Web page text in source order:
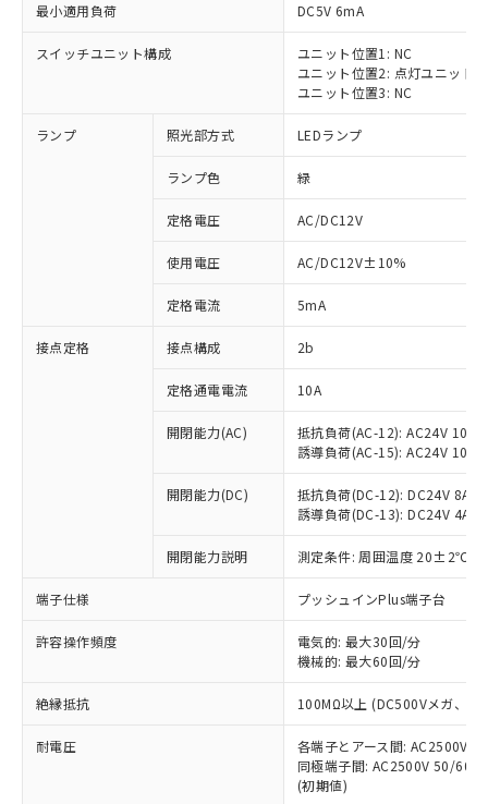
最小適用負荷 DC5V 6mA
スイッチユニット構成
ユニット位置1: NC
ユニット位置2: 点灯ユニット
ユニット位置3: NC
ランプ 照光部方式 LEDランプ
ランプ色 緑
定格電圧 AC/DC12V
使用電圧 AC/DC12V±10%
定格電流 5mA
接点定格 接点構成 2b
定格通電電流 10A
開閉能力(AC)
抵抗負荷(AC-12): AC24V 10A/
誘導負荷(AC-15): AC24V
開閉能力(DC)
抵抗負荷(DC-12): DC24V 8A/
誘導負荷(DC-13): DC24V 4A/
開閉能力説明 測定条件: 周囲温度 20±2℃、
端子仕様 プッシュインPlus端子台
許容操作頻度
電気的: 最大30回/分
機械的: 最大60回/分
絶縁抵抗 100MΩ以上 (DC500Vメガ、点
耐電圧
各端子とアース間: AC2500V
同極端子間: AC2500V 50/
(初期値)
ご利用条件
以下の条件をお読みいただき、同意のうえ
ご利用ください。
本サービスは、当社制御機器事業取扱
商品の当社在庫状況および標準価格
(税抜)を提供させていただくもので
当社制御機器事業取扱商品の中には、
本サービスの対象外となる商品もある
ことをご了承ください。
在庫状況および標準価格照会結果は、
記載している更新日時点での社内デー
タに基づき作成されるものであり、閲
覧された時点での実際の在庫および標
準価格とは異なる場合があることをご
※1 対応状況
対応済み：EU RoHS指令（10物質）の
非含有に対応した製品が提供可能な商品で
す。
対応予定：EU RoHS指令（10物質）の非含
有に対応した製品に切り替える予定のある
対応予定なし：EU RoHS指令（10物質）の
非含有に非対応の商品で、対応品を出す予
定はありません。
調査・確認中：EU RoHS指令（10物質）の
非含有の対応状況を調査中または確認中の
非該当品：ライセンス料など無形物で、有
害物質有無と関係のない商品です。
仕入先様の事情により、非含有部品として
いたものが、含有品と判明した場合などや
むを得ず変更することがあります。
六価クロム(Cr(Ⅵ)) 1000ppm以下、ポリ臭化ビフェニル
類(PBB) 1000ppm以下、ポリ臭化ジフェニルエーテル類
「○」：最大均質材料含有率が中国RoHSの
基準値以下であることを示します。
「×」：最大均質材料含有率が中国RoHSの
基準値を超えていることを示します。
「－」：未確認です。当社販売部門へお問
*中国RoHS10物質の基準値 (GB/T26572)：
Pb(鉛) :1000ppm、 Hg(水銀) : 1000ppm、 Cd(カドミウ
Cr(Ⅵ)(六価クロム) : 1000ppm、 PBBs(ポリ臭化ビフェ
当社は、これら貴社製品のうち、外国
為替および外国貿易法に定める商品
（以下｢規制貨物等」という）を輸出
または国外への提供する場合は、日本
国政府の輸出許可(または役務取引許
可)を取得するなどの必要な手続きを